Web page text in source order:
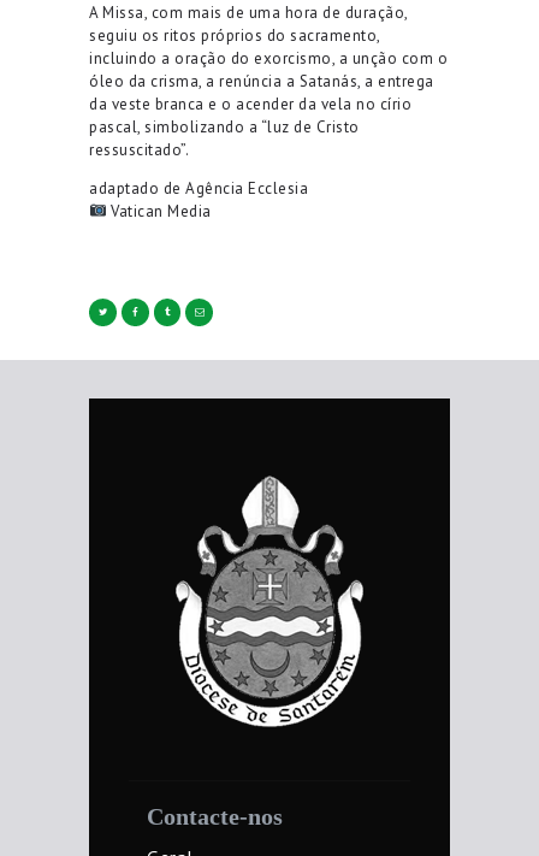
A Missa, com mais de uma hora de duração,
seguiu os ritos próprios do sacramento,
incluindo a oração do exorcismo, a unção com o
óleo da crisma, a renúncia a Satanás, a entrega
da veste branca e o acender da vela no círio
pascal, simbolizando a “luz de Cristo
ressuscitado”.
adaptado de Agência Ecclesia
Vatican Media
Contacte-nos